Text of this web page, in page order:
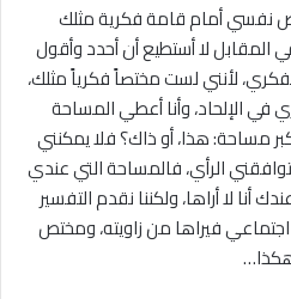
نفسي أمام قامة فكرية مثلك
المقابل ﻻ أستطيع أن أحدد وأقول
لأنني لست مختصاً فكرياً مثلك،
الإلحاد، وأنا أعطي المساحة
مساحة: هذا، أو ذاك؟ فلا يمكنني
الرأي، فالمساحة التي عندي
أنا ﻻ أراها، ولكننا نقدم التفسير
فيراها من زاويته، ومختص